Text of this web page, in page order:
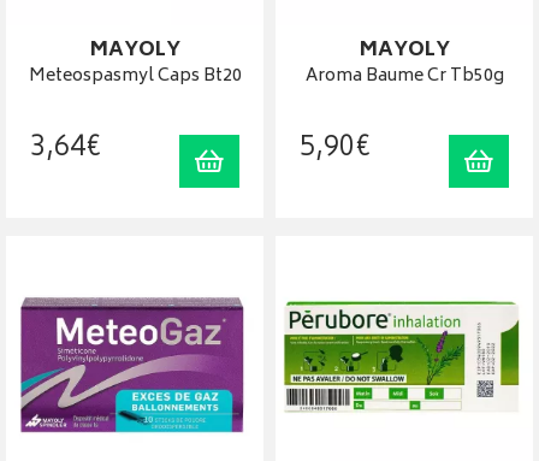
MAYOLY
Meteospasmyl Caps Bt20
3,64€ Ajouter au panier
MAYOLY
Aroma Baume Cr Tb50g
5,90€